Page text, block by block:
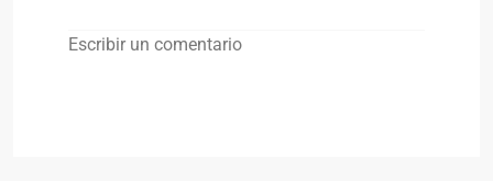
Escribir un comentario